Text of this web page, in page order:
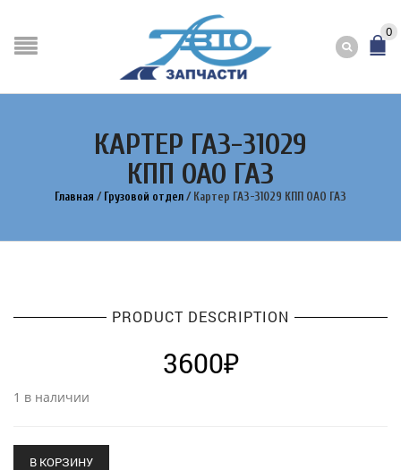
0
КАРТЕР ГАЗ-31029
КПП ОАО ГАЗ
Главная / Грузовой отдел / Картер ГАЗ-31029 КПП ОАО ГАЗ
PRODUCT DESCRIPTION
3600₽
1 в наличии
В КОРЗИНУ